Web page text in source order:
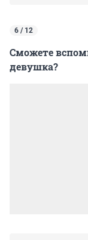
6 / 12
Сможете
девушка?